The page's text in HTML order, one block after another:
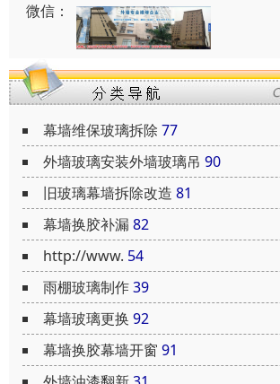
微信：
幕墙维保玻璃拆除 77
外墙玻璃安装外墙玻璃吊 90
旧玻璃幕墙拆除改造 81
幕墙换胶补漏82
http://www. 54
雨棚玻璃制作39
幕墙玻璃更换 92
幕墙换胶幕墙开窗 91